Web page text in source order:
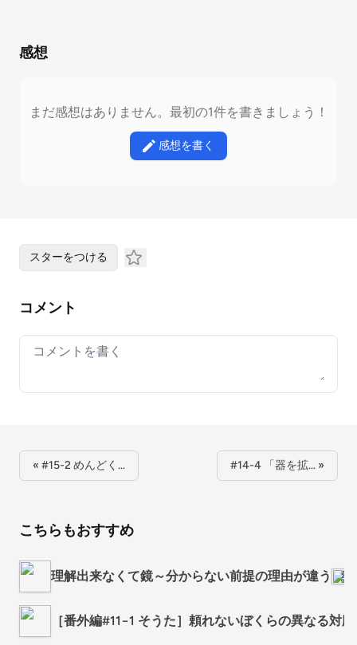
感想
まだ感想はありません。最初の1件を書きましょう！
感想を書く
スターをつける
コメント
Your comment
« #15-2 めんどく… #14-4 「器を拡… »
こちらもおすすめ
理解出来なくて鏡～分からない前提の理由が違う 続
［番外編#11−1 そうた］頼れないぼくらの異なる対応